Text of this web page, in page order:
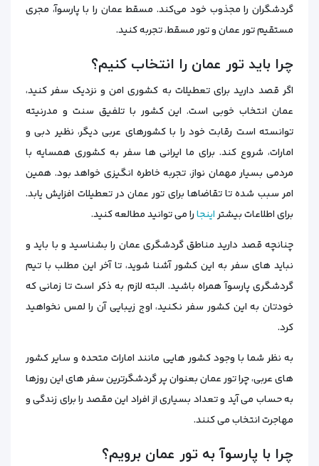
گردشگران را مجذوب خود می‌کند. مسقط عمان را با پارسوآ، مجری
مستقیم تور عمان و تور مسقط، تجربه کنید.
چرا باید تور عمان را انتخاب کنیم؟
اگر قصد دارید برای تعطیلات به کشوری امن و نزدیک سفر کنید،
عمان انتخاب خوبی است. این کشور با تلفیق سنت و مدرنیته
توانسته است رقابت خود را با کشور‌های عربی دیگر، نظیر دبی و
امارات، شروع کند. برای ما ایرانی‌ ها سفر به کشوری همسایه با
مردمی بسیار مهمان نواز، تجربه خاطره‌ انگیزی خواهد بود. همین
امر سبب شده تا تقاضا‌ها برای تور عمان در تعطیلات افزایش یابد.
برای اطلاعات بیشتراینجارا می توانید مطالعه کنید.
چنانچه قصد دارید مناطق گردشگری عمان را بشناسید و با باید‌ و
نباید‌ های سفر به این کشور آشنا شوید، تا آخر این مطلب با تیم
گردشگری پارسوآ همراه باشید. البته لازم به ذکر است تا زمانی که
خودتان به این کشور سفر نکنید، اوج زیبایی آن را لمس نخواهید
کرد.
به نظر شما با وجود کشور هایی مانند امارات متحده و سایر کشور
های عربی، چرا تور عمان بعنوان پر گردشگرترین سفر های این روزها
به حساب می‌ آید و تعداد بسیاری از افراد این مقصد را برای زندگی و
مهاجرت انتخاب می‌ کنند.
چرا با پارسوآ به تور عمان برویم؟